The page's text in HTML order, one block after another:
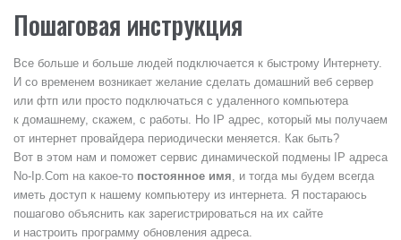
Пошаговая инструкция
Все больше и больше людей подключается к быстрому Интернету.
И со временем возникает желание сделать домашний веб сервер
или фтп или просто подключаться с удаленного компьютера
к домашнему, скажем, с работы. Но IP адрес, который мы получаем
от интернет провайдера периодически меняется. Как быть?
Вот в этом нам и поможет сервис динамической подмены IP адреса
No-Ip.Com на какое-то постоянное имя, и тогда мы будем всегда
иметь доступ к нашему компьютеру из интернета. Я постараюсь
пошагово объяснить как зарегистрироваться на их сайте
и настроить программу обновления адреса.